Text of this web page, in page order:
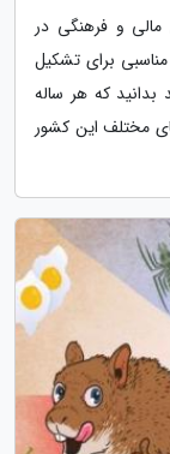
و فرهنگی در
برای تشکیل
که هر ساله
مختلف این کشور